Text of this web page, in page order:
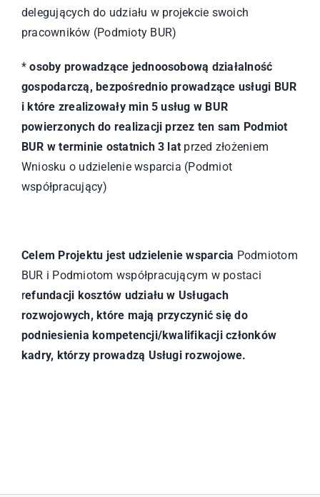
delegujących do udziału w projekcie swoich
pracowników (Podmioty BUR)
*osoby prowadzące jednoosobową działalność
gospodarczą, bezpośrednio prowadzące usługi BUR
i które zrealizowały min 5 usług w BUR
powierzonych do realizacji przez ten sam Podmiot
BUR w terminie ostatnich 3 lat przed złożeniem
Wniosku o udzielenie wsparcia (Podmiot
współpracujący)
Celem Projektu jest udzielenie wsparcia Podmiotom
BUR i Podmiotom współpracującym w postaci
refundacji kosztów udziału w Usługach
rozwojowych, które mają przyczynić się do
podniesienia kompetencji/kwalifikacji członków
kadry, którzy prowadzą Usługi rozwojowe.